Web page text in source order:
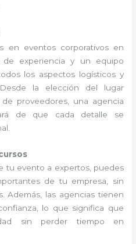
en eventos corporativos en
experiencia y un equipo
los aspectos logísticos y
la elección del lugar
proveedores, una agencia
de que cada detalle se
tu evento a expertos, puedes
de tu empresa, sin
Además, las agencias tienen
lo que significa que
sin perder tiempo en